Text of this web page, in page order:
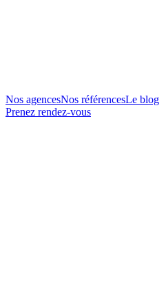
Nos agencesNos référencesLe blog
Prenez rendez-vous